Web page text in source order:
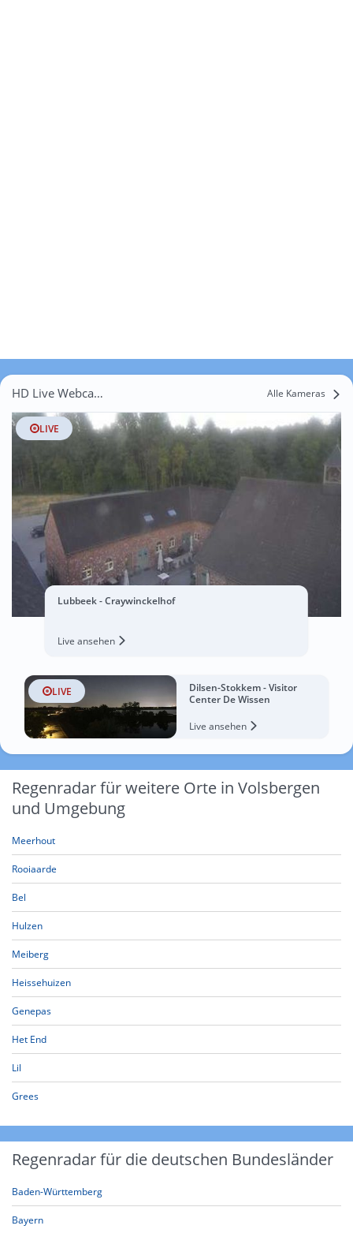
HD Live Webcams Volsbergen Alle Kameras
LIVE
Lubbeek - Craywinckelhof
Live ansehen
LIVE
Dilsen-Stokkem - Visitor
Center De Wissen
Live ansehen
Regenradar für weitere Orte in Volsbergen
und Umgebung
Meerhout
Rooiaarde
Bel
Hulzen
Meiberg
Heissehuizen
Genepas
Het End
Lil
Grees
Regenradar für die deutschen Bundesländer
Baden-Württemberg
Bayern